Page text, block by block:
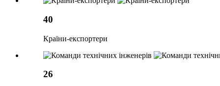
40
Країни-експортери
26